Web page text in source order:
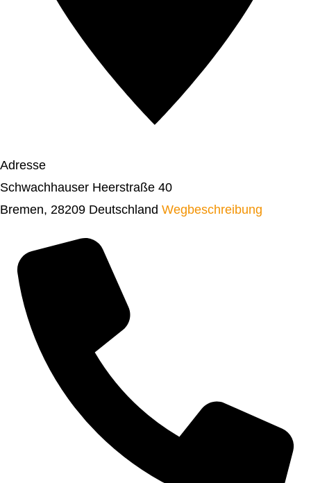
Adresse
Schwachhauser Heerstraße 40
Bremen, 28209 Deutschland Wegbeschreibung